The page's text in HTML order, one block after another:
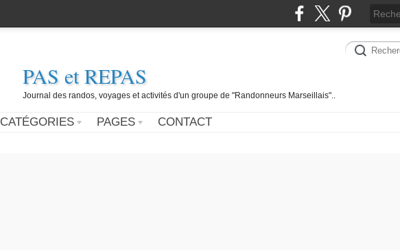
PAS et REPAS
Journal des randos, voyages et activités d'un groupe de "Randonneurs Marseillais"..
CATÉGORIES PAGES CONTACT